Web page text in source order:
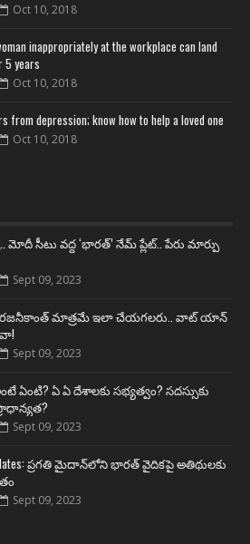
Oct 10, 2018
inappropriately at the workplace can land
5 years
Oct 10, 2018
from depression; know how to help a loved one
Oct 10, 2018
మోదీ సీటు వద్ద ‘భారత్’ నేమ్ ప్లేట్‌.. పేరు మార్పు
Sept 09, 2023
రజనీకాంత్ మాత్రమే ఇలా చేయగలరు.. వాట్ యాన్
Sept 09, 2023
ఏంటి? ఏ ఏ దేశాలకు సభ్యత్వం? సదస్సుకు
Sept 09, 2023
ప్రగతి మైదాన్‌లోని భారత్ వైదికపై అతిథులకు
Sept 09, 2023